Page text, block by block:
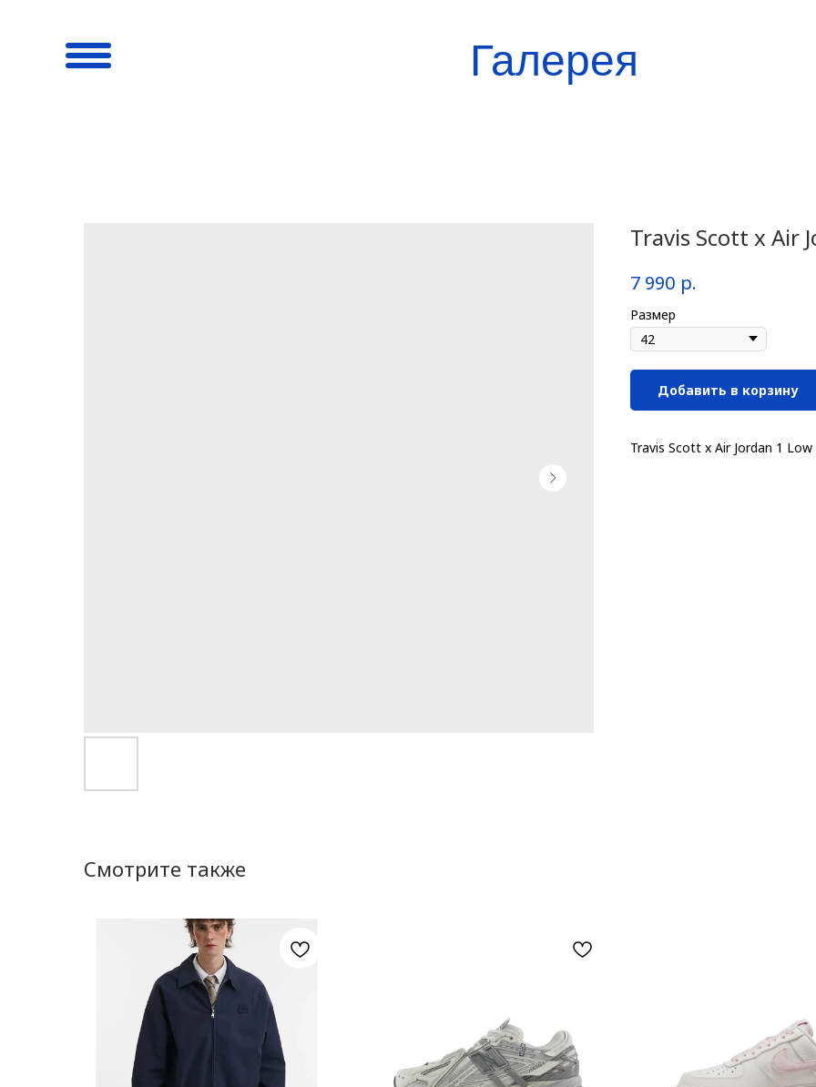
Галерея
Travis Scott x Air
7 990 р.
Размер
Добавить в корзину
Travis Scott x Air Jordan 1
Смотрите также